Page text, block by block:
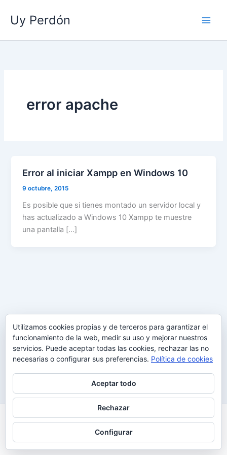
contenido
Uy Perdón
error apache
Error al iniciar Xampp en Windows 10
9 octubre, 2015
Es posible que si tienes montado un servidor local y
has actualizado a Windows 10 Xampp te muestre
una pantalla […]
Todos los derechos © 2026 Uy Perdón
Utilizamos cookies propias y de terceros para garantizar el
funcionamiento de la web, medir su uso y mejorar nuestros
servicios. Puede aceptar todas las cookies, rechazar las no
necesarias o configurar sus preferencias. Política de cookies
Aceptar todo
Rechazar
Configurar